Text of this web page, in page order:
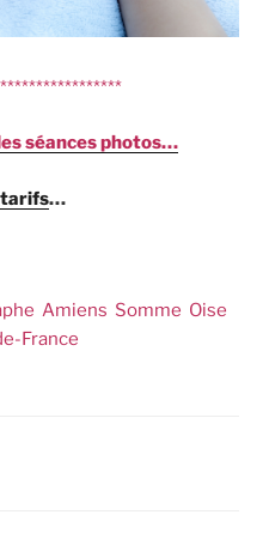
les séances photos…
…
Amiens Somme Oise
France